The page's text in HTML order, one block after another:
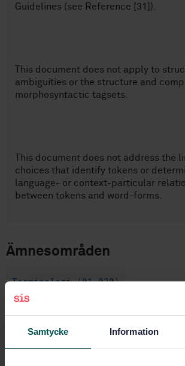
Samtycke Information
Guidelines (see Reference [31]).
This document does not apply to
ambiguities or the structure and
morphosyntactic tagsets.
This document does not address the
choices that identify tokens or
language- or context-particular
between tokens and word-forms.
Ämnesområden
Terminologi (01.020)
Köp denna standard